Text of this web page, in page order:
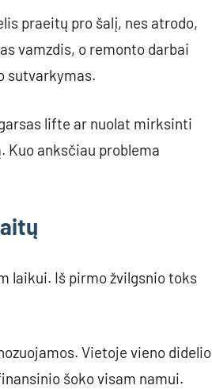
praeitų pro šalį, nes atrodo,
vamzdis, o remonto darbai
sutvarkymas.
lifte ar nuolat mirksinti
anksčiau problema
laikui. Iš pirmo žvilgsnio toks
Vietoje vieno didelio
šoko visam namui.